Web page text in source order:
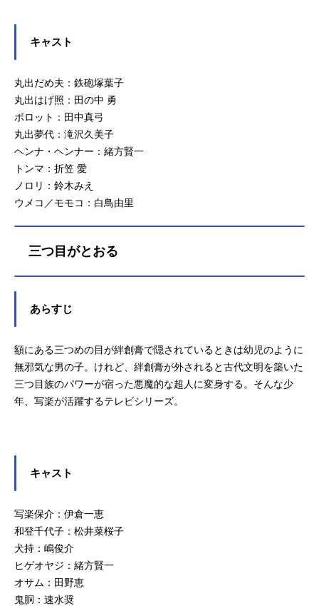
キャスト
丸出だめ夫：鉄砲塚葉子
丸出はげ照：田の中 勇
ボロット：田中真弓
丸出夢代：滝沢久美子
ヘンナ・ヘンナー：緒方賢一
トンマ：折笠 愛
ノロリ：鈴木みえ
ウメコ／モモコ：白鳥由里
三つ目がとおる
あらすじ
額にある三つめの目が絆創膏で隠されているときは幼児のように
無邪気な男の子。けれど、絆創膏が外されると古代文明を築いた
三つ目族のパワーが宿った悪魔的な超人に変身する。そんな少
年、写楽が活躍するテレビシリーズ。
キャスト
写楽保介：伊倉一恵
和登千代子：松井菜桜子
犬持：嶋俊介
ヒゲオヤジ：緒方賢一
オサム：田野恵
鬼胴：速水奨